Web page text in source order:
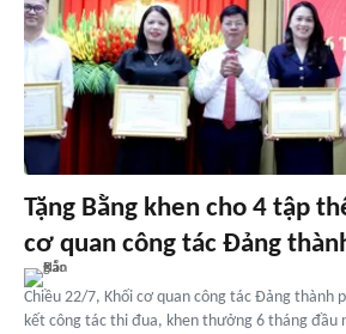
Tặng Bằng khen cho 4 tập
cơ quan công tác Đảng
Chiều 22/7, Khối cơ quan công tác Đảng thành
kết công tác thi đua, khen thưởng 6 tháng đầu